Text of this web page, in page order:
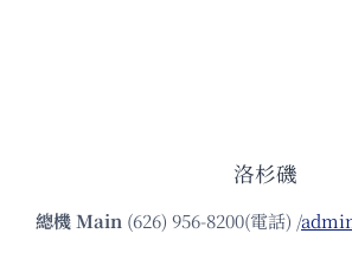
洛杉磯
總機Main (626) 956-8200(電話) /